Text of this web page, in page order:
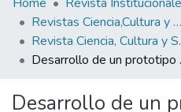
Revistas Ciencia,Cultura y Sociedad
Revista
Desarrollo de un
Desarrollo de un